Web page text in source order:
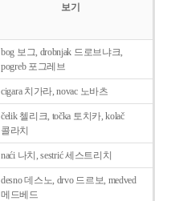
보기
bog 보그, drobnjak 드로브냐크,
pogreb 포그레브
cigara 치가라, novac 노바츠
čelik 첼리크, točka 토치카, kolač
콜라치
naći 나치, sestrić 세스트리치
desno 데스노, drvo 드르보, medved
메드베드